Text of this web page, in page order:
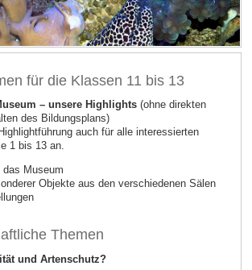
für die Klassen 11 bis 13
– unsere Highlights (ohne direkten
des Bildungsplans)
auch für alle interessierten
1 bis 13 an.
das Museum
Objekte aus den verschiedenen Sälen
Themen
und Artenschutz?